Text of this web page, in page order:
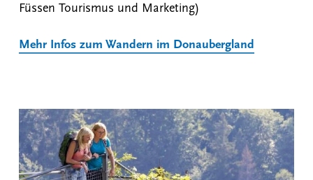
Füssen Tourismus und Marketing)
Mehr Infos zum Wandern im Donaubergland